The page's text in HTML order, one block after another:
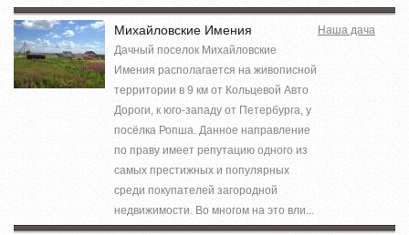
Михайловские Имения
Дачный поселок Михайловские
Имения располагается на живописной
территории в 9 км от Кольцевой Авто
Дороги, к юго-западу от Петербурга, у
посёлка Ропша. Данное направление
по праву имеет репутацию одного из
самых престижных и популярных
среди покупателей загородной
недвижимости. Во многом на это вли...
Наша дача